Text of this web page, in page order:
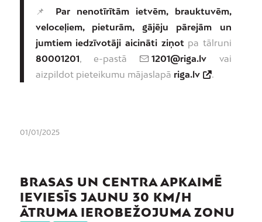
📌 Par nenotīrītām ietvēm, brauktuvēm,
veloceļiem, pieturām, gājēju pārejām un
jumtiem iedzīvotāji aicināti ziņot pa tālruni
80001201, e-pastā 1201@riga.lv vai
aizpildot pieteikumu mājaslapā riga.lv .
01/01/2025
BRASAS UN CENTRA APKAIMĒ
IEVIESĪS JAUNU 30 KM/H
ĀTRUMA IEROBEŽOJUMA ZONU